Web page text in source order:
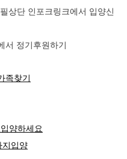
상단 인포크링크에서 입양신
서 정기후원하기
족찾기
양하세요
지입양